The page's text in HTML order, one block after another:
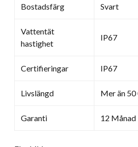
Bostadsfärg Svart
Vattentät
hastighet
IP67
Certifieringar IP67
Livslängd Mer än
Garanti 12 Månad